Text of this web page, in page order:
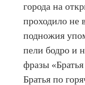
города на
проходило не
подножия
пели бодро и
фразы
Братья по